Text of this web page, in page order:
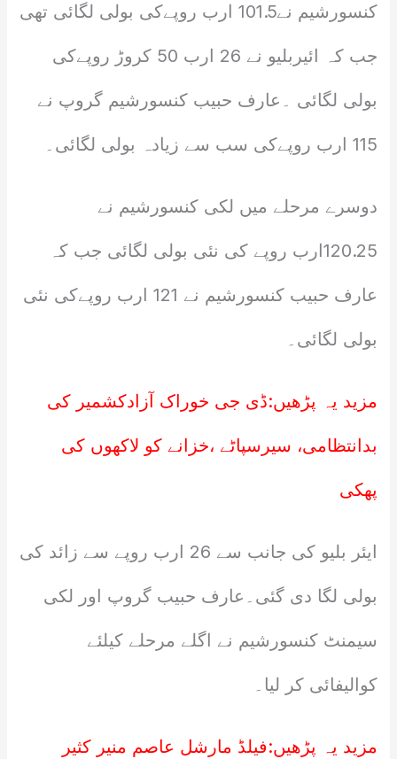
کنسورشیم نے101.5 ارب روپےکی بولی لگائی تھی
جب کہ ائیربلیو نے 26 ارب 50 کروڑ روپےکی
بولی لگائی ۔عارف حبیب کنسورشیم گروپ نے
115 ارب روپےکی سب سے زیادہ بولی لگائی۔
دوسرے مرحلے میں لکی کنسورشیم نے
120.25ارب روپے کی نئی بولی لگائی جب کہ
عارف حبیب کنسورشیم نے 121 ارب روپےکی نئی
بولی لگائی۔
مزید یہ پڑھیں:ڈی جی خوراک آزادکشمیر کی
بدانتظامی، سیرسپاٹے ،خزانے کو لاکھوں کی
پھکی
ایئر بلیو کی جانب سے 26 ارب روپے سے زائد کی
بولی لگا دی گئی۔عارف حبیب گروپ اور لکی
سیمنٹ کنسورشیم نے اگلے مرحلے کیلئے
کوالیفائی کر لیا۔
مزید یہ پڑھیں:فیلڈ مارشل عاصم منیر کثیر